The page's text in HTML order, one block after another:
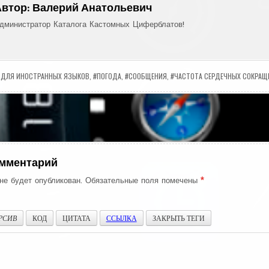
Валерий Анатольевич
Каталога Кастомных Циферблатов!
ИНОСТРАННЫХ ЯЗЫКОВ ,#ПОГОДА ,#СООБЩЕНИЯ ,#ЧАСТОТА СЕРДЕЧНЫХ
будет опубликован. Обязательные поля помечены *
КОД ЦИТАТА ССЫЛКА ЗАКРЫТЬ ТЕГИ